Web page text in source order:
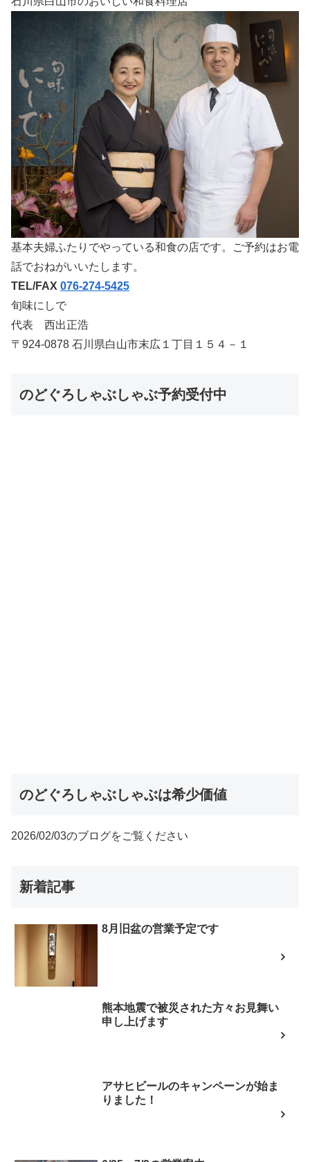
基本夫婦ふたりでやっている和食の店です。ご予約はお電
話でおねがいいたします。
TEL/FAX 076-274-5425
旬味にしで
代表 西出正浩
〒924-0878 石川県白山市末広１丁目１５４－１
のどぐろしゃぶしゃぶ予約受付中
のどぐろしゃぶしゃぶは希少価値
2026/02/03のブログをご覧ください
新着記事
8月旧盆の営業予定です
熊本地震で被災された方々お見舞い
申し上げます
アサヒビールのキャンペーンが始ま
りました！